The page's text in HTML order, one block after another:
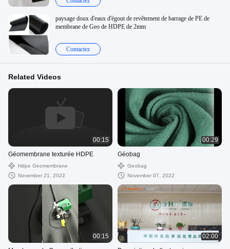
paysage doux d'eaux d'égout de revêtement de barrage de PE de
membrane de Geo de HDPE de 2mm
Contactez
Related Videos
00:15
Géomembrane texturée HDPE
Hdpe Geomembrane
November 21, 2022
00:29
Géobag
Geobag
November 07, 2022
00:15
02:00